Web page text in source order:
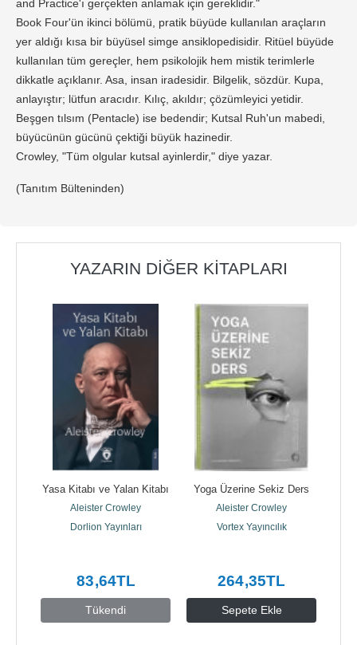
and Practice'ı gerçekten anlamak için gereklidir."
Book Four'ün ikinci bölümü, pratik büyüde kullanılan araçların
yer aldığı kısa bir büyüsel simge ansiklopedisidir. Ritüel büyüde
kullanılan tüm gereçler, hem psikolojik hem mistik terimlerle
dikkatle açıklanır. Asa, insan iradesidir. Bilgelik, sözdür. Kupa,
anlayıştır; lütfun aracıdır. Kılıç, akıldır; çözümleyici yetidir.
Beşgen tılsım (Pentacle) ise bedendir; Kutsal Ruh'un mabedi,
büyücünün gücünü çektiği büyük hazinedir.
Crowley, "Tüm olgular kutsal ayinlerdir," diye yazar.
(Tanıtım Bülteninden)
YAZARIN DIĞER KITAPLARI
Tükendi
Yasa Kitabı ve Yalan Kitabı
Aleister Crowley
Dorlion Yayınları
83,64TL
Sepete Ekle
Yoga Üzerine Sekiz Ders
Aleister Crowley
Vortex Yayıncılık
264,35TL